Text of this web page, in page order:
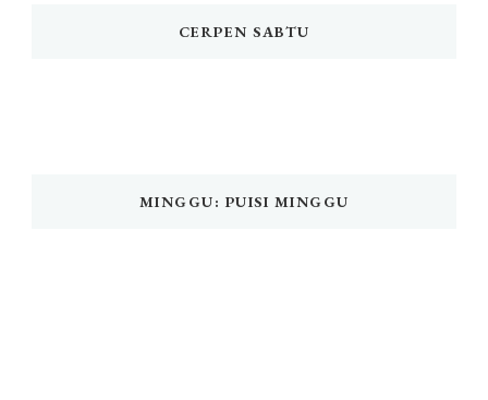
CERPEN SABTU
MINGGU: PUISI MINGGU